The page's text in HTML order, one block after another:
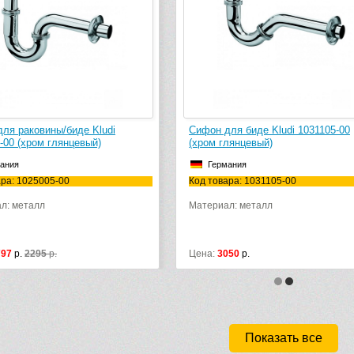
биде Kludi 1031105-00
1031105-00
металл
р.
Сифон для биде Hansgrohe
Код товара: 55237000
Цена: 2588 р.
Показать все